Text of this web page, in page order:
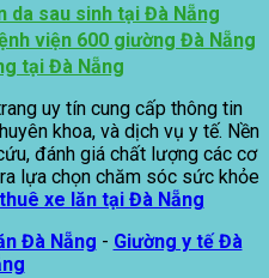
da sau sinh tại Đà Nẵng
viện 600 giường Đà Nẵng
tại Đà Nẵng
uy tín cung cấp thông tin
khoa, và dịch vụ y tế. Nền
đánh giá chất lượng các cơ
lựa chọn chăm sóc sức khỏe
Đà Nẵng - Giường y tế Đà